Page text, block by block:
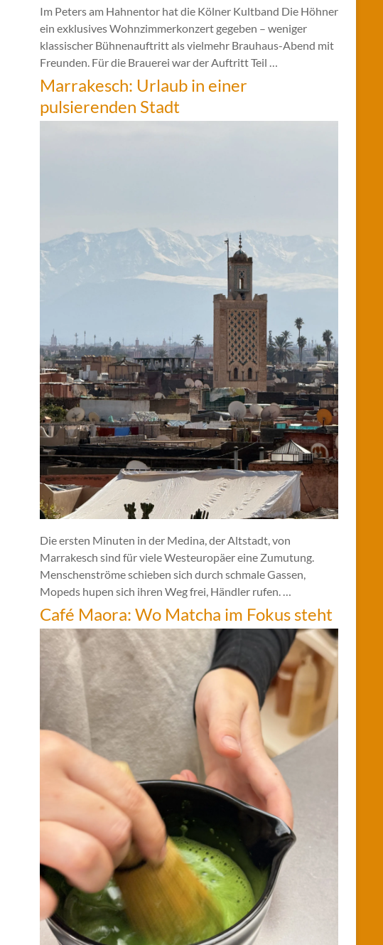
Im Peters am Hahnentor hat die Kölner Kultband Die Höhner
ein exklusives Wohnzimmerkonzert gegeben – weniger
klassischer Bühnenauftritt als vielmehr Brauhaus-Abend mit
Freunden. Für die Brauerei war der Auftritt Teil …
Marrakesch: Urlaub in einer
pulsierenden Stadt
Die ersten Minuten in der Medina, der Altstadt, von
Marrakesch sind für viele Westeuropäer eine Zumutung.
Menschenströme schieben sich durch schmale Gassen,
Mopeds hupen sich ihren Weg frei, Händler rufen. …
Café Maora: Wo Matcha im Fokus steht